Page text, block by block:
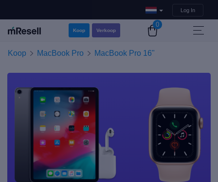
Log In
Koop Verkoop
0
Koop MacBook Pro MacBook Pro 16"